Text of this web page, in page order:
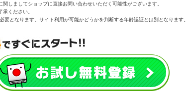
しましてショップに直接お問い合わせいただく可能性がございます。
ください。
となります。サイト利用が可能かどうかを判断する年齢認証とは別となります。